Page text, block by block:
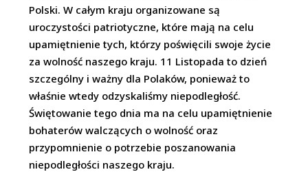
Polski. W całym kraju organizowane są
uroczystości patriotyczne, które mają na celu
upamiętnienie tych, którzy poświęcili swoje życie
za wolność naszego kraju. 11 Listopada to dzień
szczególny i ważny dla Polaków, ponieważ to
właśnie wtedy odzyskaliśmy niepodległość.
Świętowanie tego dnia ma na celu upamiętnienie
bohaterów walczących o wolność oraz
przypomnienie o potrzebie poszanowania
niepodległości naszego kraju.